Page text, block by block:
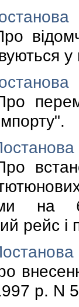
на
рейс i
р. N